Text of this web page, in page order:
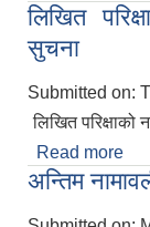
लिखित
सुचना
Submitted on:
लिखित परिक्षाको
Read more
अन्तिम